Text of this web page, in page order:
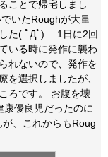
ことで帰宅しまし
いたRoughが大量
した( ﾟДﾟ) 1日に2回
いる時に発作に襲わ
れないので、発作を
を選択しましたが、
ろです。 お腹を壊
康優良児だったのに
、これからもRoug